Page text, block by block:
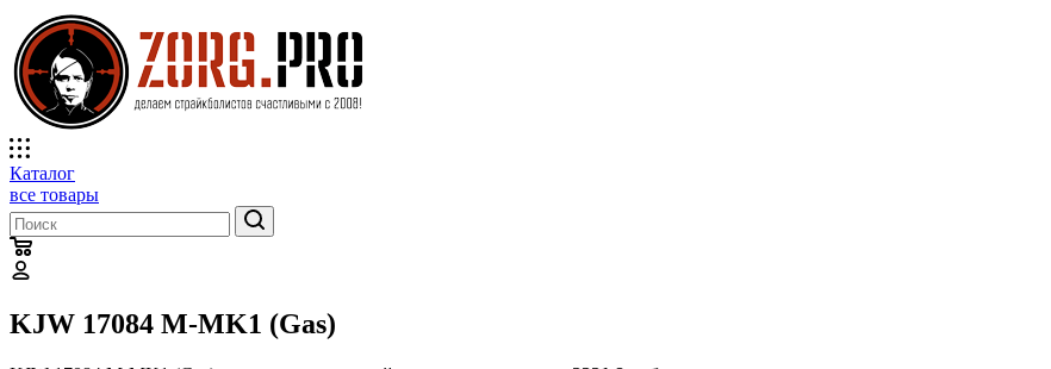
Каталог
все товары
KJW 17084 M-MK1 (Gas)